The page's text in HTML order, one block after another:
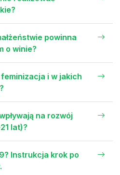
powinna
o winie?
i w jakich
na rozwój
lat)?
Instrukcja krok po